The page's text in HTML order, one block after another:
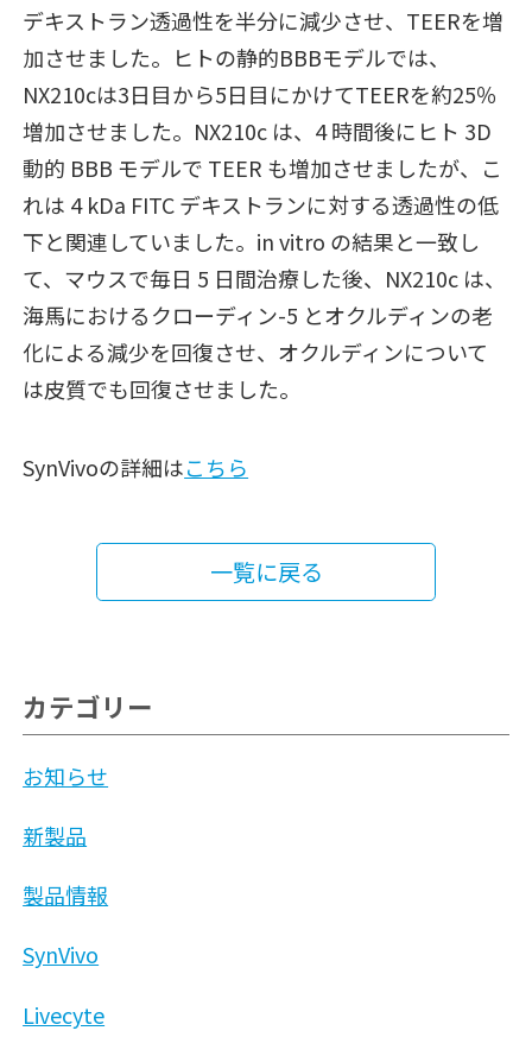
デキストラン透過性を半分に減少させ、TEERを増
加させました。ヒトの静的BBBモデルでは、
NX210cは3日目から5日目にかけてTEERを約25％
増加させました。NX210c は、4 時間後にヒト 3D
動的 BBB モデルで TEER も増加させましたが、こ
れは 4 kDa FITC デキストランに対する透過性の低
下と関連していました。in vitro の結果と一致し
て、マウスで毎日 5 日間治療した後、NX210c は、
海馬におけるクローディン-5 とオクルディンの老
化による減少を回復させ、オクルディンについて
は皮質でも回復させました。
SynVivoの詳細はこちら
一覧に戻る
カテゴリー
お知らせ
新製品
製品情報
SynVivo
Livecyte